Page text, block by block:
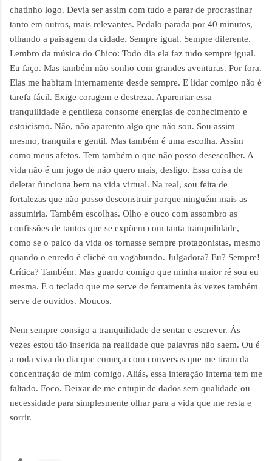
chatinho logo. Devia ser assim com tudo e parar de procrastinar
tanto em outros, mais relevantes. Pedalo parada por 40 minutos,
olhando a paisagem da cidade. Sempre igual. Sempre diferente.
Lembro da música do Chico: Todo dia ela faz tudo sempre igual.
Eu faço. Mas também não sonho com grandes aventuras. Por fora.
Elas me habitam internamente desde sempre. E lidar comigo não é
tarefa fácil. Exige coragem e destreza. Aparentar essa
tranquilidade e gentileza consome energias de conhecimento e
estoicismo. Não, não aparento algo que não sou. Sou assim
mesmo, tranquila e gentil. Mas também é uma escolha. Assim
como meus afetos. Tem também o que não posso desescolher. A
vida não é um jogo de não quero mais, desligo. Essa coisa de
deletar funciona bem na vida virtual. Na real, sou feita de
fortalezas que não posso desconstruir porque ninguém mais as
assumiria. Também escolhas. Olho e ouço com assombro as
confissões de tantos que se expõem com tanta tranquilidade,
como se o palco da vida os tornasse sempre protagonistas, mesmo
quando o enredo é clichê ou vagabundo. Julgadora? Eu? Sempre!
Crítica? Também. Mas guardo comigo que minha maior ré sou eu
mesma. E o teclado que me serve de ferramenta às vezes também
serve de ouvidos. Moucos.
Nem sempre consigo a tranquilidade de sentar e escrever. Ás
vezes estou tão inserida na realidade que palavras não saem. Ou é
a roda viva do dia que começa com conversas que me tiram da
concentração de mim comigo. Aliás, essa interação interna tem me
faltado. Foco. Deixar de me entupir de dados sem qualidade ou
necessidade para simplesmente olhar para a vida que me resta e
sorrir.